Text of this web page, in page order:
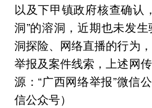
以及下甲镇政府核查确认
洞”的溶洞，近期也未发
洞探险、网络直播的行为
举报及案件线索，上述网
源：“广西网络举报”微信
信公众号）